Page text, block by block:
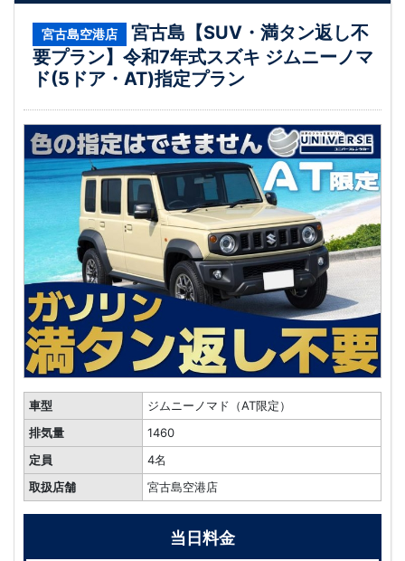
宮古島空港店
宮古島【SUV・満タン返し不
要プラン】令和7年式スズキ ジムニーノマ
ド(5ドア・AT)指定プラン
車型
ジムニーノマド（AT限定）
排気量
1460
定員
4名
取扱店舗
宮古島空港店
当日料金